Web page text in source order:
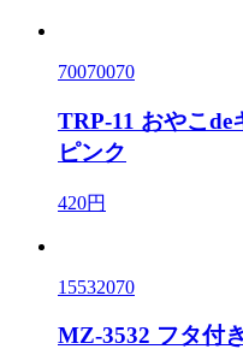
70070070
TRP-11 おやこ
ピンク
420円
15532070
MZ-3532 フタ付